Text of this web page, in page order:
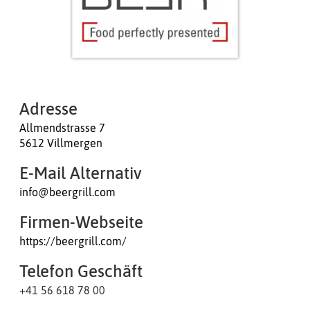
Adresse
Allmendstrasse 7
5612 Villmergen
E-Mail Alternativ
info@beergrill.com
Firmen-Webseite
https://beergrill.com/
Telefon Geschäft
+41 56 618 78 00